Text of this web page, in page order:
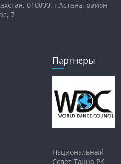
010000, г.Астана, район
7
Партнеры
Национальный
Совет Танца РК